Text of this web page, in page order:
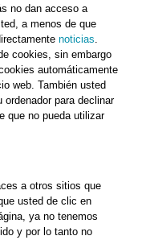
no dan acceso a
a menos de que
noticias.
cookies, sin embargo
automáticamente
web. También usted
para declinar
que no pueda utilizar
a otros sitios que
usted de clic en
ya no tenemos
y por lo tanto no